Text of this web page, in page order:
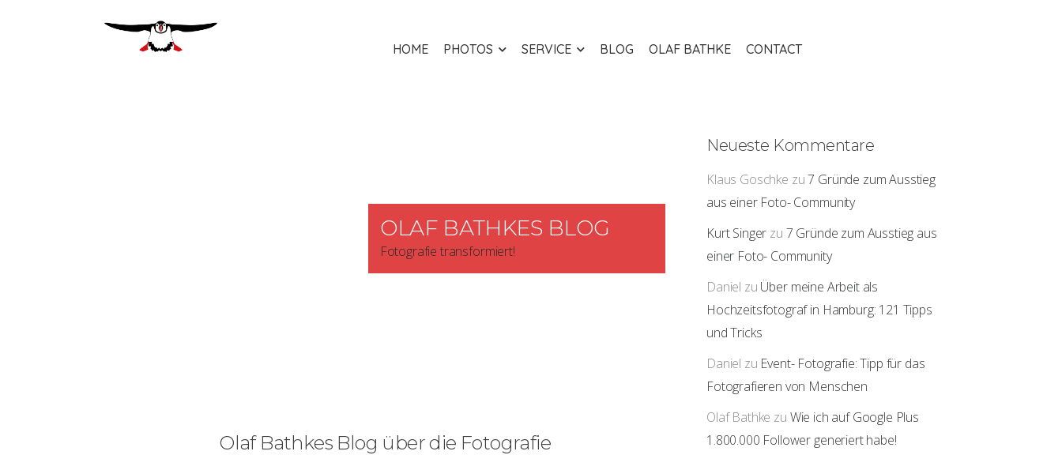
HOME PHOTOS SERVICE BLOG OLAF BATHKE CONTACT
Neueste Kommentare
Klaus Goschke zu7 Gründe zum Ausstieg
aus einer Foto- Community
Kurt Singer zu 7 Gründe zum Ausstieg aus
einer Foto- Community
Daniel zu Über meine Arbeit als
Hochzeitsfotograf in Hamburg: 121 Tipps
und Tricks
Daniel zu Event- Fotografie: Tipp für das
Fotografieren von Menschen
Olaf Bathke zu Wie ich auf Google Plus
1.800.000 Follower generiert habe!
OLAF BATHKES BLOG
Fotografie transformiert!
Olaf Bathkes Blog über die Fotografie